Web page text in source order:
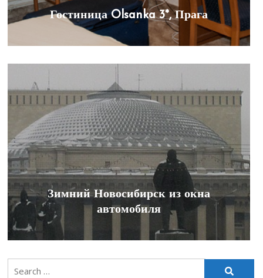
Гостиница Olsanka 3*, Прага
Зимний Новосибирск из окна
автомобиля
Search